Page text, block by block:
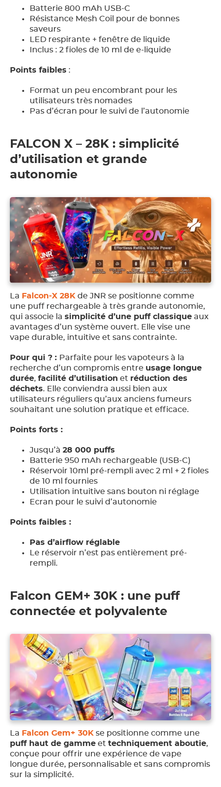
Batterie 800 mAh USB-C
Résistance Mesh Coil pour de bonnes
saveurs
LED respirante + fenêtre de liquide
Inclus : 2 fioles de 10 ml de e-liquide
Points faibles :
Format un peu encombrant pour les
utilisateurs très nomades
Pas d’écran pour le suivi de l’autonomie
FALCON X – 28K : simplicité
d’utilisation et grande
autonomie
La Falcon-X 28K de JNR se positionne comme
une puff rechargeable à très grande autonomie,
qui associe la simplicité d’une puff classique aux
avantages d’un système ouvert. Elle vise une
vape durable, intuitive et sans contrainte.
Pour qui ? : Parfaite pour les vapoteurs à la
recherche d’un compromis entre usage longue
durée, facilité d’utilisation et réduction des
déchets. Elle conviendra aussi bien aux
utilisateurs réguliers qu’aux anciens fumeurs
souhaitant une solution pratique et efficace.
Points forts :
Jusqu’à 28 000 puffs
Batterie 950 mAh rechargeable (USB-C)
Réservoir 10ml pré-rempli avec 2 ml + 2 fioles
de 10 ml fournies
Utilisation intuitive sans bouton ni réglage
Ecran pour le suivi d’autonomie
Points faibles :
Pas d’airflow réglable
Le réservoir n’est pas entièrement pré-
rempli.
Falcon GEM+ 30K : une puff
connectée et polyvalente
La Falcon Gem+ 30K se positionne comme une
puff haut de gamme et techniquement aboutie,
conçue pour offrir une expérience de vape
longue durée, personnalisable et sans compromis
sur la simplicité.